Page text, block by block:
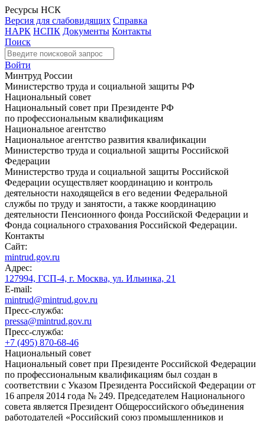
Ресурсы НСК
Версия для слабовидящих Справка
НАРК НСПК Документы Контакты
Поиск
Войти
Минтруд России
Министерство труда и социальной защиты РФ
Национальный совет
Национальный совет при Президенте РФ
по профессиональным квалификациям
Национальное агентство
Национальное агентство развития квалификации
Министерство труда и социальной защиты Российской
Федерации
Министерство труда и социальной защиты Российской
Федерации осуществляет координацию и контроль
деятельности находящейся в его ведении Федеральной
службы по труду и занятости, а также координацию
деятельности Пенсионного фонда Российской Федерации и
Фонда социального страхования Российской Федерации.
Контакты
Сайт:
mintrud.gov.ru
Адрес:
127994, ГСП-4, г. Москва, ул. Ильинка, 21
E-mail:
mintrud@mintrud.gov.ru
Пресс-служба:
pressa@mintrud.gov.ru
Пресс-служба:
+7 (495) 870-68-46
Национальный совет
Национальный совет при Президенте Российской Федерации
по профессиональным квалификациям был создан в
соответствии с Указом Президента Российской Федерации от
16 апреля 2014 года № 249. Председателем Национального
совета является Президент Общероссийского объединения
работодателей «Российский союз промышленников и